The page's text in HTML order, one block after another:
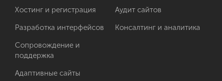
Хостинг и регистрация
Разработка интерфейсов
Сопровождение и
поддержка
Адаптивные сайты
Аудит сайтов
Консалтинг и аналитика